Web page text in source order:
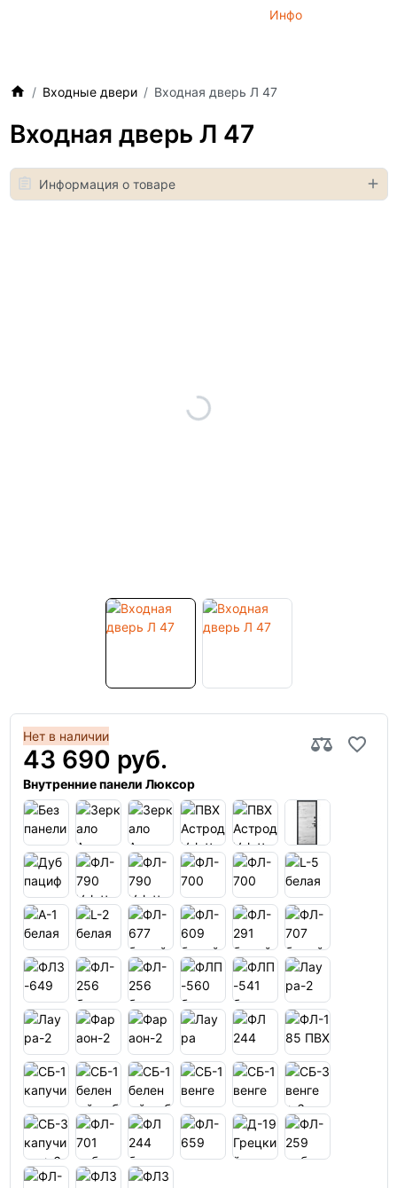
Инфо
Входные двери Входная дверь Л 47
Входная дверь Л 47
Информация о товаре
Нет в наличии
43 690 руб.
Внутренние панели Люксор